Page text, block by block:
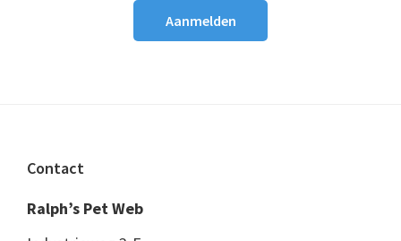
Footer
Contact
Ralph’s Pet Web